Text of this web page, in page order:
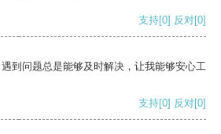
支持[0] 反对[0]
到问题总是能够及时解决，让我能够安心工
支持[0] 反对[0]